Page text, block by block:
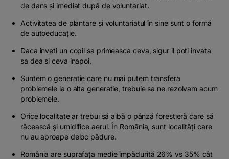
de dans și imediat după de voluntariat.
Activitatea de plantare și voluntariatul în sine sunt o formă
de autoeducație.
Daca inveti un copil sa primeasca ceva, sigur il poti invata
sa dea si ceva inapoi.
Suntem o generatie care nu mai putem transfera
problemele la o alta generatie, trebuie sa ne rezolvam acum
problemele.
Orice localitate ar trebui să aibă o pânză forestieră care să
răcească și umidifice aerul. În România, sunt localități care
nu au aproape deloc pădure.
România are suprafața medie împădurită 26% vs 35% cât